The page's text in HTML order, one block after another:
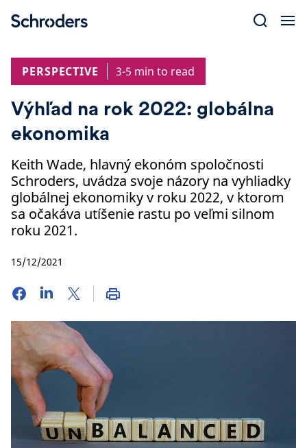
PERSPECTIVE
3-5 min to read
Výhľad na rok 2022: globálna
ekonomika
Keith Wade, hlavný ekonóm spoločnosti
Schroders, uvádza svoje názory na vyhliadky
globálnej ekonomiky v roku 2022, v ktorom
sa očakáva utíšenie rastu po veľmi silnom
roku 2021.
15/12/2021